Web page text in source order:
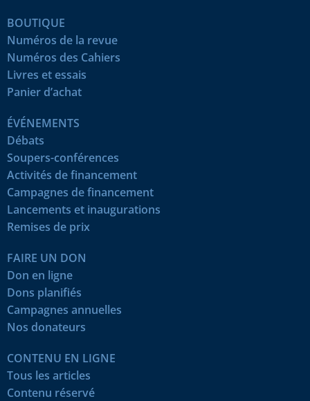
BOUTIQUE
Numéros de la revue
Numéros des Cahiers
Livres et essais
Panier d’achat
ÉVÉNEMENTS
Débats
Soupers-conférences
Activités de financement
Campagnes de financement
Lancements et inaugurations
Remises de prix
FAIRE UN DON
Don en ligne
Dons planifiés
Campagnes annuelles
Nos donateurs
CONTENU EN LIGNE
Tous les articles
Contenu réservé